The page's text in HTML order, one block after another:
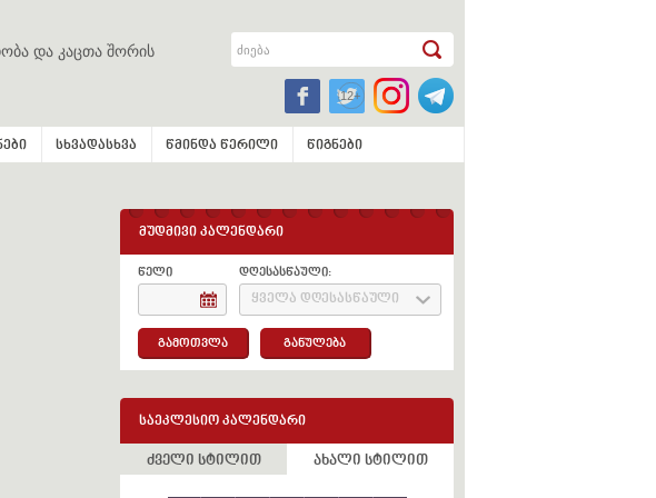
და კაცთა შორის
სხვადასხვა წმინდა წერილი წიგნები
მუდმივი კალენდარი
წელი დღესასწაული:
ყველა დღესასწაული
გამოთვლა განულება
საეკლესიო კალენდარი
ძველი სტილით ახალი სტილით